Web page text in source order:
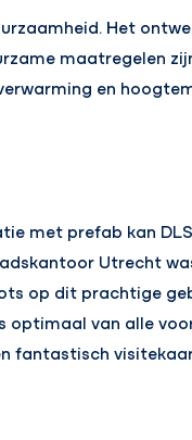
Het
maatregelen
en
met prefab kan
Utrecht
op dit prachtige
van alle
fantastisch